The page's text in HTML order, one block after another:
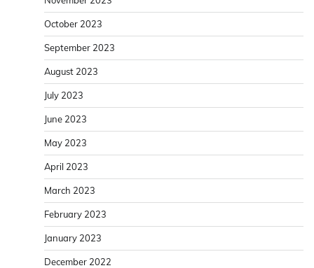
October 2023
September 2023
August 2023
July 2023
June 2023
May 2023
April 2023
March 2023
February 2023
January 2023
December 2022